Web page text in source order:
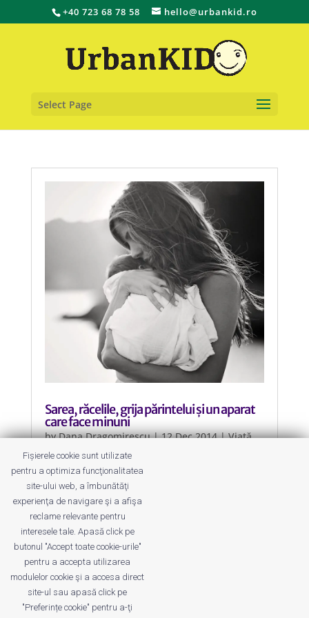
+40 723 68 78 58 hello@urbankid.ro
Select Page
Sarea, răcelile, grija părintelui și un aparat
care face minuni
byDana Dragomirescu|12 Dec 2014|Viață
Sănătoasă
Salină la tine acasă? Da! Ajutor
pentru toată familia în lupta cu
răcelile. Sau cu prevenirea lor!
Despre noi Publicitate
Fișierele cookie sunt utilizate
pentru a optimiza funcţionalitatea
site-ului web, a îmbunătăţi
experienţa de navigare şi a afişa
reclame relevante pentru
interesele tale. Apasă click pe
butonul "Accept toate cookie-urile"
pentru a accepta utilizarea
modulelor cookie şi a accesa direct
site-ul sau apasă click pe
"Preferințe cookie" pentru a-ţi